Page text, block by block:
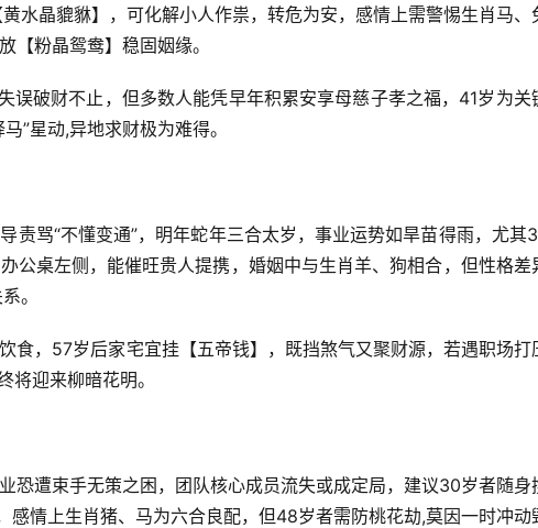
水晶貔貅】，可化解小人作祟，转危为安，感情上需警惕生肖马、
【粉晶鸳鸯】稳固姻缘。
误破财不止，但多数人能凭早年积累安享母慈子孝之福，41岁为关
”星动,异地求财极为难得。
责骂“不懂变通”，明年蛇年三合太岁，事业运势如旱苗得雨，尤其
公桌左侧，能催旺贵人提携，婚姻中与生肖羊、狗相合，但性格差
。
食，57岁后家宅宜挂【五帝钱】，既挡煞气又聚财源，若遇职场打
将迎来柳暗花明。
恐遭束手无策之困，团队核心成员流失或成定局，建议30岁者随身
感情上生肖猪、马为六合良配，但48岁者需防桃花劫,莫因一时冲动